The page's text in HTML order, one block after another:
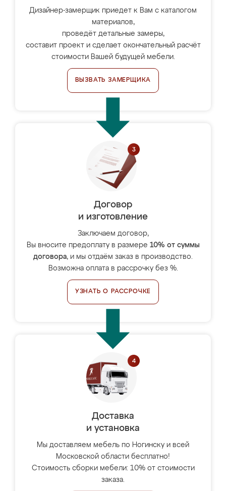
Дизайнер-замерщик приедет к Вам с каталогом
материалов,
проведёт детальные замеры,
составит проект и сделает окончательный расчёт
стоимости Вашей будущей мебели.
ВЫЗВАТЬ ЗАМЕРЩИКА
Договор
и изготовление
Заключаем договор,
Вы вносите предоплату в размере 10% от суммы
договора, и мы отдаём заказ в производство.
Возможна оплата в рассрочку без %.
УЗНАТЬ О РАССРОЧКЕ
Доставка
и установка
Мы доставляем мебель по Ногинску и всей
Московской области бесплатно!
Стоимость сборки мебели: 10% от стоимости
заказа.